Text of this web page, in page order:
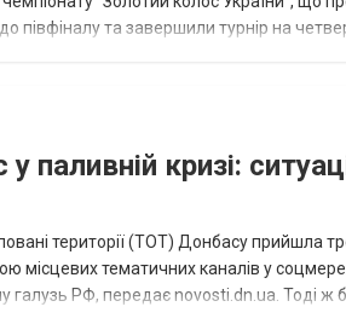
півфіналу та завершили турнір на
паливній кризі:
території (ТОТ) Донбасу прийшла
місцевих тематичних каналів у
РФ, передає novosti.dn.ua. Тоді ж